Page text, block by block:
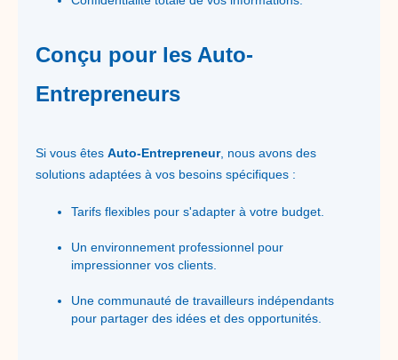
Conçu pour les Auto-
Entrepreneurs
Si vous êtes Auto-Entrepreneur, nous avons des
solutions adaptées à vos besoins spécifiques :
Tarifs flexibles pour s'adapter à votre budget.
Un environnement professionnel pour
impressionner vos clients.
Une communauté de travailleurs indépendants
pour partager des idées et des opportunités.